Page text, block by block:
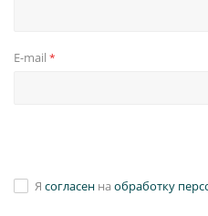
E-mail *
Я согласен на обработку